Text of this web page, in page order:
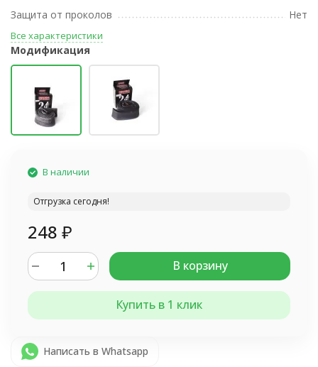
Защита от проколов
Нет
Все характеристики
Модификация
В наличии
Отгрузка сегодня!
248 ₽
В корзину
Купить в 1 клик
Написать в Whatsapp